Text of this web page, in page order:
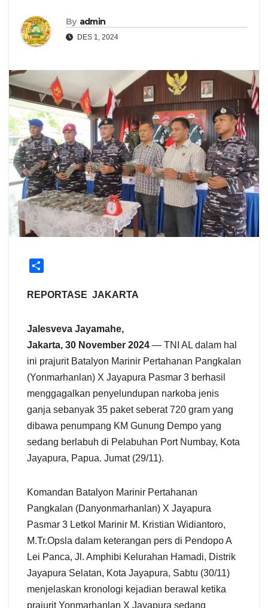
By admin
DES 1, 2024
a
REPORTASE JAKARTA
Jalesveva Jayamahe,
Jakarta, 30 November 2024 — TNI AL dalam hal
ini prajurit Batalyon Marinir Pertahanan Pangkalan
(Yonmarhanlan) X Jayapura Pasmar 3 berhasil
menggagalkan penyelundupan narkoba jenis
ganja sebanyak 35 paket seberat 720 gram yang
dibawa penumpang KM Gunung Dempo yang
sedang berlabuh di Pelabuhan Port Numbay, Kota
Jayapura, Papua. Jumat (29/11).
Komandan Batalyon Marinir Pertahanan
Pangkalan (Danyonmarhanlan) X Jayapura
Pasmar 3 Letkol Marinir M. Kristian Widiantoro,
M.Tr.Opsla dalam keterangan pers di Pendopo A
Lei Panca, Jl. Amphibi Kelurahan Hamadi, Distrik
Jayapura Selatan, Kota Jayapura, Sabtu (30/11)
menjelaskan kronologi kejadian berawal ketika
prajurit Yonmarhanlan X Jayapura sedang